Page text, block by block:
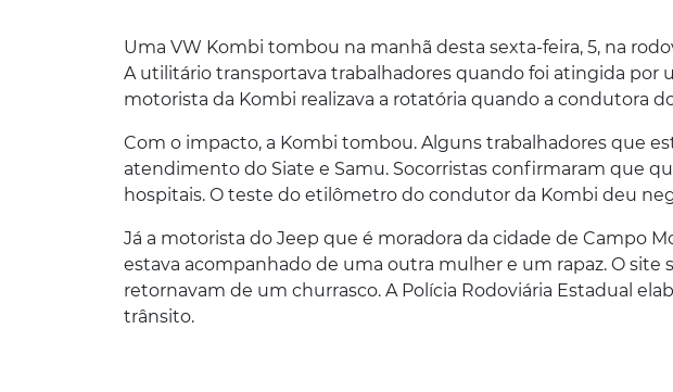
Uma VW Kombi tombou na manhã desta sexta-feira, 5, na
A utilitário transportava trabalhadores quando foi atingida por
motorista da Kombi realizava a rotatória quando a condutora
Com o impacto, a Kombi tombou. Alguns trabalhadores que
atendimento do Siate e Samu. Socorristas confirmaram que
hospitais. O teste do etilômetro do condutor da Kombi deu
Já a motorista do Jeep que é moradora da cidade de Campo
estava acompanhado de uma outra mulher e um rapaz. O site
retornavam de um churrasco. A Polícia Rodoviária Estadual
trânsito.